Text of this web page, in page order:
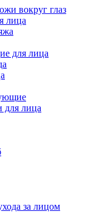
вокруг глаз
лица
для лица
для лица
за лицом